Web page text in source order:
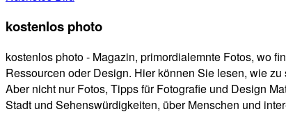
kostenlos photo
kostenlos photo - Magazin, primordialemnte Fotos, wo
Ressourcen oder Design. Hier können Sie lesen, wie
Aber nicht nur Fotos, Tipps für Fotografie und Design
Stadt und Sehenswürdigkeiten, über Menschen und